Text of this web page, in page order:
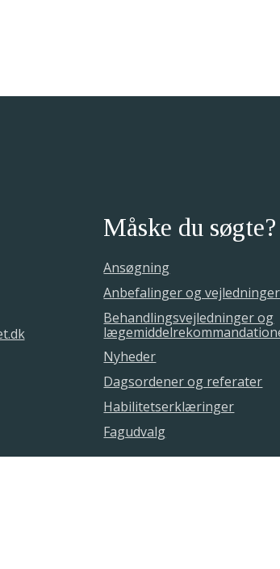
Måske du søgte?
Ansøgning
Anbefalinger og vejledninger
Behandlingsvejledninger og
Nyheder
Dagsordener og referater
Habilitetserklæringer
Fagudvalg